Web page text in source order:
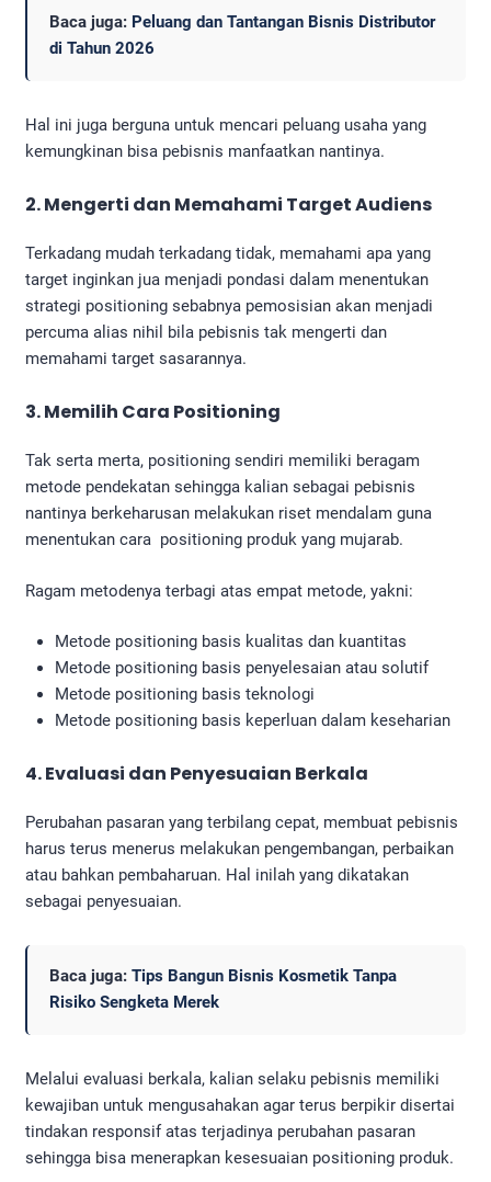
Baca juga: Peluang dan Tantangan Bisnis Distributor
di Tahun 2026
Hal ini juga berguna untuk mencari peluang usaha yang
kemungkinan bisa pebisnis manfaatkan nantinya.
2. Mengerti dan Memahami Target Audiens
Terkadang mudah terkadang tidak, memahami apa yang
target inginkan jua menjadi pondasi dalam menentukan
strategi positioning sebabnya pemosisian akan menjadi
percuma alias nihil bila pebisnis tak mengerti dan
memahami target sasarannya.
3. Memilih Cara Positioning
Tak serta merta, positioning sendiri memiliki beragam
metode pendekatan sehingga kalian sebagai pebisnis
nantinya berkeharusan melakukan riset mendalam guna
menentukan cara positioning produk yang mujarab.
Ragam metodenya terbagi atas empat metode, yakni:
Metode positioning basis kualitas dan kuantitas
Metode positioning basis penyelesaian atau solutif
Metode positioning basis teknologi
Metode positioning basis keperluan dalam keseharian
4. Evaluasi dan Penyesuaian Berkala
Perubahan pasaran yang terbilang cepat, membuat pebisnis
harus terus menerus melakukan pengembangan, perbaikan
atau bahkan pembaharuan. Hal inilah yang dikatakan
sebagai penyesuaian.
Baca juga: Tips Bangun Bisnis Kosmetik Tanpa
Risiko Sengketa Merek
Melalui evaluasi berkala, kalian selaku pebisnis memiliki
kewajiban untuk mengusahakan agar terus berpikir disertai
tindakan responsif atas terjadinya perubahan pasaran
sehingga bisa menerapkan kesesuaian positioning produk.